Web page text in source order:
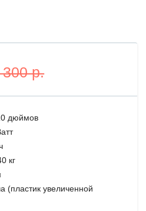
300 р.
дюймов
кг
(пластик увеличенной